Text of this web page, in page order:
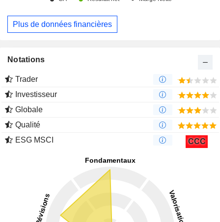
Plus de données financières
Notations
Trader
Investisseur
Globale
Qualité
ESG MSCI
CCC